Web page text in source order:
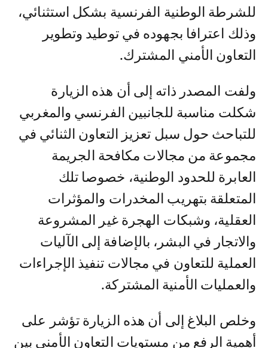
تم توشيح حموشي بميدالية الشرف الذهبية
للشرطة الوطنية الفرنسية بشكل استثنائي،
وذلك اعترافا بجهوده في توطيد وتطوير
ولفت المصدر ذاته إلى أن هذه الزيارة
شكلت مناسبة للجانبين الفرنسي والمغربي
للتباحث حول سبل تعزيز التعاون الثنائي في
مجموعة من مجالات مكافحة الجريمة
العابرة للحدود الوطنية، خصوصا تلك
المتعلقة بتهريب المخدرات والمؤثرات
العقلية، وشبكات الهجرة غير المشروعة
والاتجار في البشر، بالإضافة إلى الآليات
العملية للتعاون في مجالات تنفيذ الإجراءات
وخلص البلاغ إلى أن هذه الزيارة تؤشر على